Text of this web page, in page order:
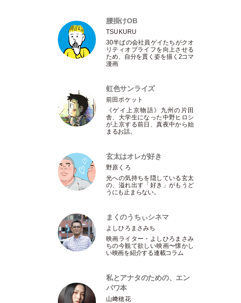
腰掛けOB
TSUKURU
30半ばの会社員ゲイたちがクオ
リティオブライフを向上させる
ため、自分を貫く姿を描く2コマ
漫画
虹色サンライズ
前田ポケット
《ゲイ上京物語》九州の片田
舎、大学生になった中野ヒロシ
が上京する前日、真夜中から始
まるお話。
玄太はオレが好き
野原くろ
光への気持ちを隠している玄太
の、溢れ出す 「好き 」がもうど
うにも止まらない。
まくのうちぃシネマ
よしひろまさみち
映画ライター ・ よしひろまさみ
ちの今観て欲しい映画〜懐かし
い映画を紹介する連載コラム
私とアナタのための、エン
パワ本
山﨑穂花